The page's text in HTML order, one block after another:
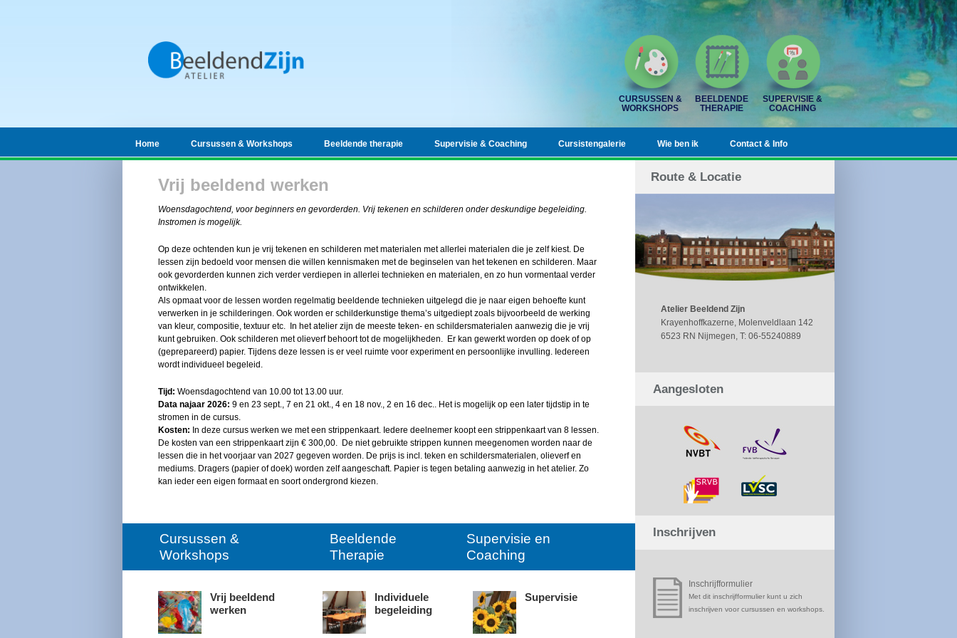
CURSUSSEN &
WORKSHOPS
BEELDENDE
THERAPIE
SUPERVISIE &
COACHING
Home Cursussen & Workshops Beeldende therapie Supervisie & Coaching Cursistengalerie Wie ben ik Contact & Info
Vrij beeldend werken
Woensdagochtend, voor beginners en gevorderden. Vrij tekenen en schilderen onder deskundige begeleiding.
Instromen is mogelijk.
Op deze ochtenden kun je vrij tekenen en schilderen met materialen met allerlei materialen die je zelf kiest. De
lessen zijn bedoeld voor mensen die willen kennismaken met de beginselen van het tekenen en schilderen. Maar
ook gevorderden kunnen zich verder verdiepen in allerlei technieken en materialen, en zo hun vormentaal verder
ontwikkelen.
Als opmaat voor de lessen worden regelmatig beeldende technieken uitgelegd die je naar eigen behoefte kunt
verwerken in je schilderingen. Ook worden er schilderkunstige thema’s uitgediept zoals bijvoorbeeld de werking
van kleur, compositie, textuur etc. In het atelier zijn de meeste teken- en schildersmaterialen aanwezig die je vrij
kunt gebruiken. Ook schilderen met olieverf behoort tot de mogelijkheden. Er kan gewerkt worden op doek of op
(geprepareerd) papier. Tijdens deze lessen is er veel ruimte voor experiment en persoonlijke invulling. Iedereen
wordt individueel begeleid.
Tijd: Woensdagochtend van 10.00 tot 13.00 uur.
Data najaar 2026: 9 en 23 sept., 7 en 21 okt., 4 en 18 nov., 2 en 16 dec.. Het is mogelijk op een later tijdstip in te
stromen in de cursus.
Kosten: In deze cursus werken we met een strippenkaart. Iedere deelnemer koopt een strippenkaart van 8 lessen.
De kosten van een strippenkaart zijn € 300,00. De niet gebruikte strippen kunnen meegenomen worden naar de
lessen die in het voorjaar van 2027 gegeven worden. De prijs is incl. teken en schildersmaterialen, olieverf en
mediums. Dragers (papier of doek) worden zelf aangeschaft. Papier is tegen betaling aanwezig in het atelier. Zo
kan ieder een eigen formaat en soort ondergrond kiezen.
Cursussen &
Workshops
Beeldende
Therapie
Supervisie en
Coaching
Vrij beeldend
werken
Individuele
begeleiding
Supervisie
Route & Locatie
Atelier Beeldend Zijn
Krayenhoffkazerne, Molenveldlaan 142
6523 RN Nijmegen, T: 06-55240889
Aangesloten
Inschrijven
Inschrijfformulier
Met dit inschrijfformulier kunt u zich
inschrijven voor cursussen en workshops.